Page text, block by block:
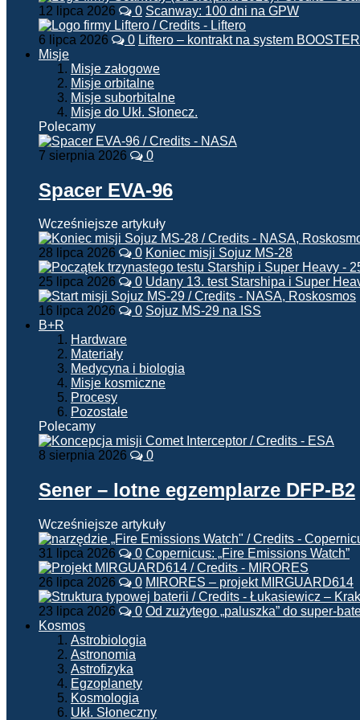
12 lipca 2026 0 Scanway: 100 dni na GPW
6 lipca 2026 0 Liftero – kontrakt na system BOOSTER
Misje
Misje załogowe
Misje orbitalne
Misje suborbitalne
Misje do Ukł. Słonecz.
Polecamy
7 sierpnia 2026 0
Spacer EVA-96
Wcześniejsze artykuły
28 lipca 2026 0 Koniec misji Sojuz MS-28
25 lipca 2026 0 Udany 13. test Starshipa i Super
16 lipca 2026 0 Sojuz MS-29 na ISS
B+R
Hardware
Materiały
Medycyna i biologia
Misje kosmiczne
Procesy
Pozostałe
Polecamy
8 sierpnia 2026 0
Sener – lotne egzemplarze DFP-B2
Wcześniejsze artykuły
31 lipca 2026 0 Copernicus: „Fire Emissions Watch”
26 lipca 2026 0 MIRORES – projekt MIRGUARD614
23 lipca 2026 0 Od zużytego „paluszka” do super-
Kosmos
Astrobiologia
Astronomia
Astrofizyka
Egzoplanety
Kosmologia
Ukł. Słoneczny